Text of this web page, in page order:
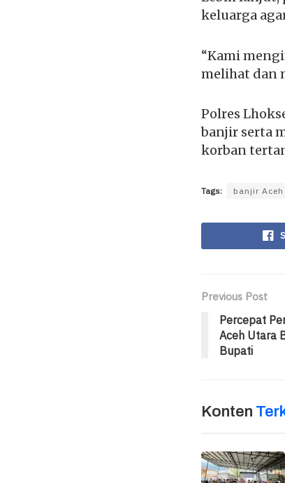
keluarga
“Kami
melihat dan
Polres
banjir serta
korban
Tags: banjir Aceh
Previous Post
Percepat
Aceh Utara
Bupati
Konten